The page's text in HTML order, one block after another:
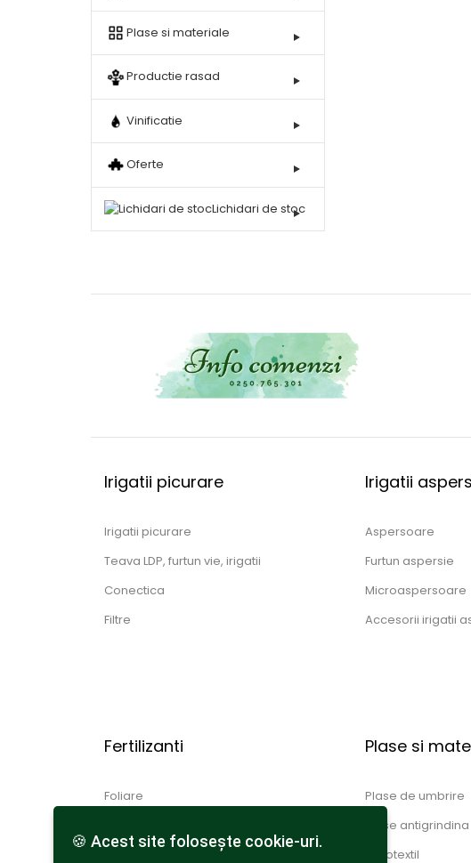
Plase si materiale
Productie rasad
Vinificatie
Oferte
Lichidari de stoc
Irigatii picurare
Irigatii picurare
Teava LDP, furtun vie, irigatii
Conectica
Filtre
Irigatii
Aspersoare
Furtun aspersie
Microaspersoare
Accesorii irigatii
Fertilizanti
Foliare
Plase si
Plase de umbrire
Plase antigrindina
Agrotextil
🍪 Acest site foloseşte cookie-uri.